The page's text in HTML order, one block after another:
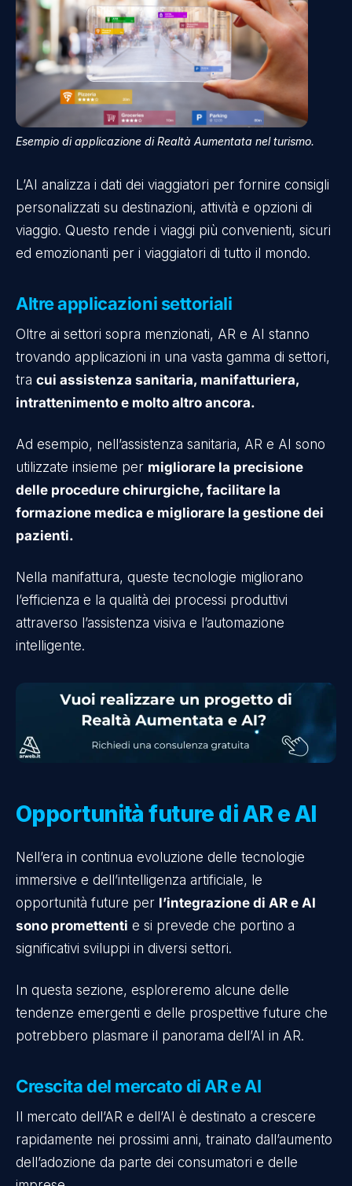
Esempio di applicazione di Realtà Aumentata nel turismo.
L’AI analizza i dati dei viaggiatori per fornire consigli
personalizzati su destinazioni, attività e opzioni di
viaggio. Questo rende i viaggi più convenienti, sicuri
ed emozionanti per i viaggiatori di tutto il mondo.
Altre applicazioni settoriali
Oltre ai settori sopra menzionati, AR e AI stanno
trovando applicazioni in una vasta gamma di settori,
tra cui assistenza sanitaria, manifatturiera,
intrattenimento e molto altro ancora.
Ad esempio, nell’assistenza sanitaria, AR e AI sono
utilizzate insieme per migliorare la precisione
delle procedure chirurgiche, facilitare la
formazione medica e migliorare la gestione dei
pazienti.
Nella manifattura, queste tecnologie migliorano
l’efficienza e la qualità dei processi produttivi
attraverso l’assistenza visiva e l’automazione
intelligente.
Opportunità future di AR e AI
Nell’era in continua evoluzione delle tecnologie
immersive e dell’intelligenza artificiale, le
opportunità future per l’integrazione di AR e AI
sono promettenti e si prevede che portino a
significativi sviluppi in diversi settori.
In questa sezione, esploreremo alcune delle
tendenze emergenti e delle prospettive future che
potrebbero plasmare il panorama dell’AI in AR.
Crescita del mercato di AR e AI
Il mercato dell’AR e dell’AI è destinato a crescere
rapidamente nei prossimi anni, trainato dall’aumento
dell’adozione da parte dei consumatori e delle